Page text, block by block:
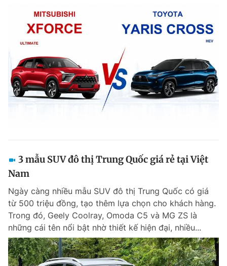
Hotline
0906 645 777
Liên hệ quảng cáo
0908 780 404
RSS
Phó tổng biên tập: Trần Việt Hưng
Tổng thư ký tòa soạn: Đức Trung
Giấy phép xuất bản số 110/GP - BTTTT cấp ngày 24.3.2020
© 2003-2026 Bản quyền thuộc về Báo Thanh Niên. Cấm sao chép
dưới mọi hình thức nếu không có sự chấp thuận bằng văn bản.
Phát triển bởi ePi Technologies, JSC.
3 mẫu SUV đô thị Trung Quốc giá rẻ tại Việt
Nam
Ngày càng nhiều mẫu SUV đô thị Trung Quốc có giá
từ 500 triệu đồng, tạo thêm lựa chọn cho khách hàng.
Trong đó, Geely Coolray, Omoda C5 và MG ZS là
những cái tên nổi bật nhờ thiết kế hiện đại, nhiều...